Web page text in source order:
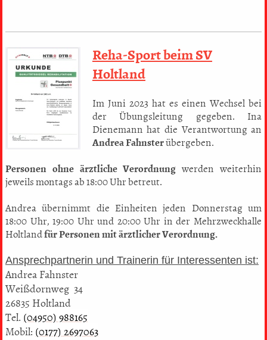
Reha-Sport beim SV
Holtland
Im Juni 2023 hat es einen Wechsel bei
der Übungsleitung gegeben. Ina
Dienemann hat die Verantwortung an
Andrea Fahnsterübergeben.
Personen ohne ärztliche Verordnung werden weiterhin
jeweils montags ab 18:00 Uhr betreut.
Andrea übernimmt die Einheiten jeden Donnerstag um
18:00 Uhr, 19:00 Uhr und 20:00 Uhr in der Mehrzweckhalle
Holtlandfür Personen mit ärztlicher Verordnung.
Ansprechpartnerin und Trainerin für Interessenten ist:
Andrea Fahnster
Weißdornweg 34
26835 Holtland
Tel. (04950) 988165
Mobil: (0177) 2697063